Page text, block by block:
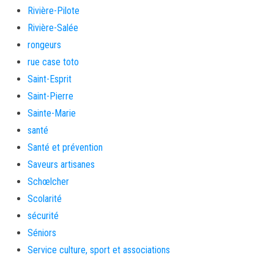
Rivière-Pilote
Rivière-Salée
rongeurs
rue case toto
Saint-Esprit
Saint-Pierre
Sainte-Marie
santé
Santé et prévention
Saveurs artisanes
Schœlcher
Scolarité
sécurité
Séniors
Service culture, sport et associations